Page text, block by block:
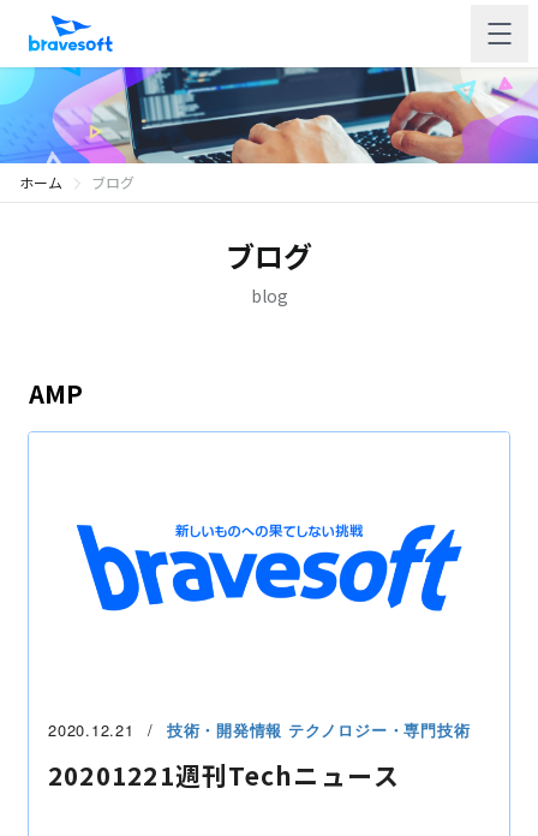
ホーム ブログ
ブログ
blog
AMP
2020.12.21 技術・開発情報 テクノロジー・専門技術
20201221週刊Techニュース